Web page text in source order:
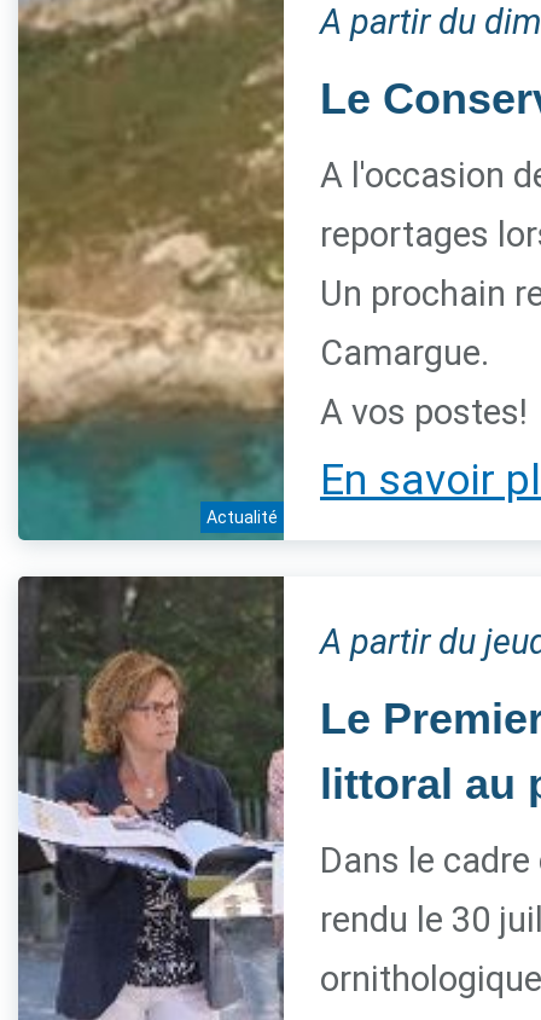
Actualité
A partir du
Le
A l'occasion
reportages
Un prochain
Camargue.
A vos postes!
En savoir
A partir du
Le
littoral au
Dans le
rendu le 30